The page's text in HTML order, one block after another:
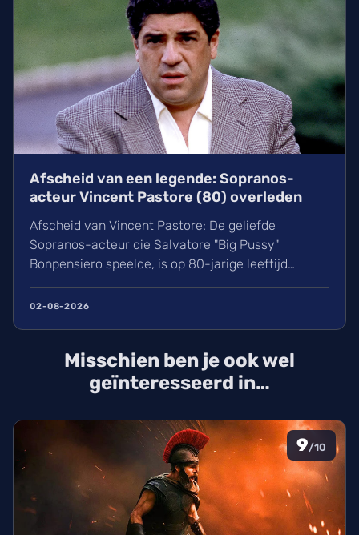
Afscheid van een legende: Sopranos-
acteur Vincent Pastore (80) overleden
Afscheid van Vincent Pastore: De geliefde
Sopranos-acteur die Salvatore "Big Pussy"
Bonpensiero speelde, is op 80-jarige leeftijd
overleden. Ontdek meer over zijn indrukwekkende
carrière van nachtclubeigenaar tot maffia-icoon en
in New York.
02-08-2026
Misschien ben je ook wel
geïnteresseerd in…
9/10